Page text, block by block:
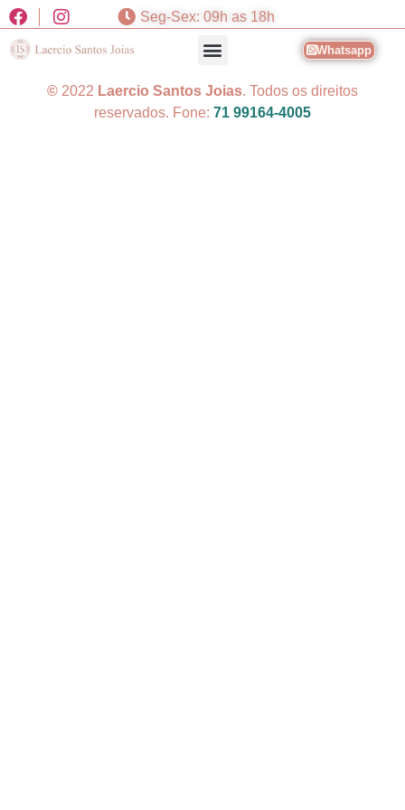
Seg-Sex: 09h as 18h
Whatsapp
© 2022 Laercio Santos Joias. Todos os direitos
reservados. Fone: 71 99164-4005